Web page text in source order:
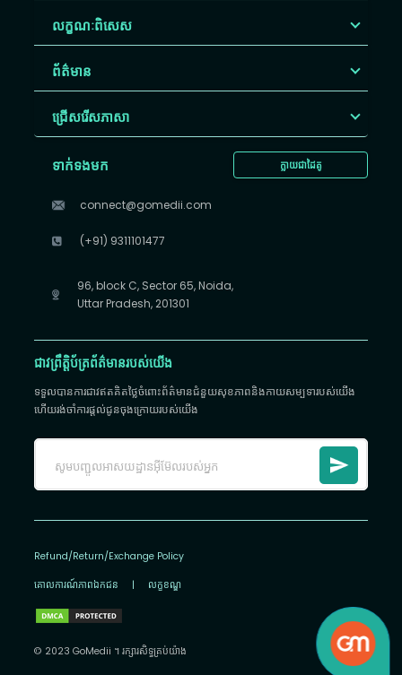
លក្ខណៈពិសេស
ព័ត៌មាន
ជ្រើសរើស​ភាសា
ក្លាយជាដៃគូ
ទាក់ទងមក
connect@gomedii.com
(+91) 9311101477
96, block C, Sector 65, Noida,
Uttar Pradesh, 201301
ជាវព្រឹត្តិប័ត្រព័ត៌មានរបស់យើង
ទទួលបានការជាវឥតគិតថ្លៃចំពោះព័ត៌មានជំនួយសុខភាពនិងកាយសម្បទារបស់យើង
ហើយរង់ចាំការផ្តល់ជូនចុងក្រោយរបស់យើង
Refund/Return/Exchange Policy
គោលការណ៍​ភាព​ឯកជន | លក្ខខណ្ឌ
© 2023 GoMedii ។ រក្សា​រ​សិទ្ធ​គ្រប់យ៉ាង